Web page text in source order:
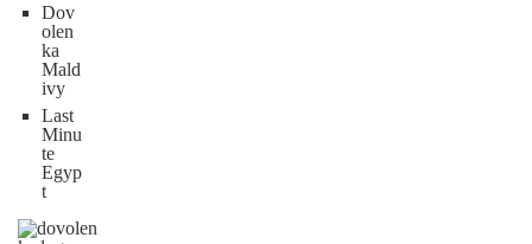
Dov
olen
ka
Mald
ivy
Last
Minu
te
Egyp
t